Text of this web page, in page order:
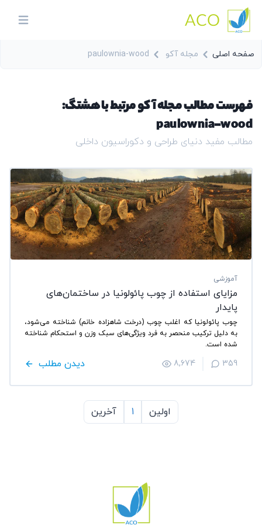
ACO
menu
صفحه اصلی مجله آکو paulownia-wood
فهرست مطالب مجله آکو مرتبط با هشتگ:
paulownia-wood
مطالب مفید دنیای طراحی و دکوراسیون داخلی
آموزشی
مزایای استفاده از چوب پائولونیا در ساختمان‌های
پایدار
چوب پائولونیا که اغلب چوب (درخت شاهزاده خانم) شناخته می‌شود،
به دلیل ترکیب منحصر به فرد ویژگی‌های سبک وزن و استحکام شناخته
شده است.
دیدن مطلب 8,674 359
اولین 1 آخرین